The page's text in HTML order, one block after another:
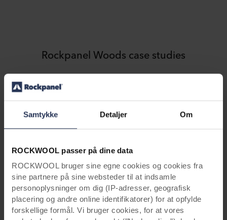
Samtykke Detaljer Om
ROCKWOOL passer på dine data
ROCKWOOL bruger sine egne cookies og cookies fra
sine partnere på sine websteder til at indsamle
personoplysninger om dig (IP-adresser, geografisk
placering og andre online identifikatorer) for at opfylde
forskellige formål. Vi bruger cookies, for at vores
Rockpanel Woods case studies
Boliger: etagebyggeri